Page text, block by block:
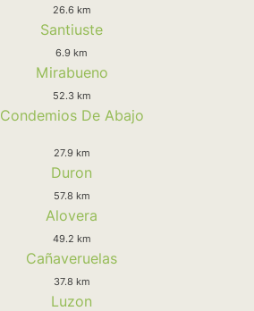
26.6 km
Santiuste
6.9 km
Mirabueno
52.3 km
Condemios De Abajo
27.9 km
Duron
57.8 km
Alovera
49.2 km
Cañaveruelas
37.8 km
Luzon